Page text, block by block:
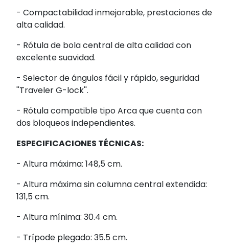
- Compactabilidad inmejorable, prestaciones de
alta calidad.
- Rótula de bola central de alta calidad con
excelente suavidad.
- Selector de ángulos fácil y rápido, seguridad
''Traveler G-lock''.
- Rótula compatible tipo Arca que cuenta con
dos bloqueos independientes.
ESPECIFICACIONES TÉCNICAS:
- Altura máxima: 148,5 cm.
- Altura máxima sin columna central extendida:
131,5 cm.
- Altura mínima: 30.4 cm.
- Trípode plegado: 35.5 cm.